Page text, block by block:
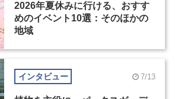
2026年夏休みに行ける、おすす
めのイベント10選：そのほかの
地域
インタビュー 7/13